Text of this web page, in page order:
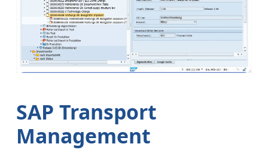
SAP Transport
Management